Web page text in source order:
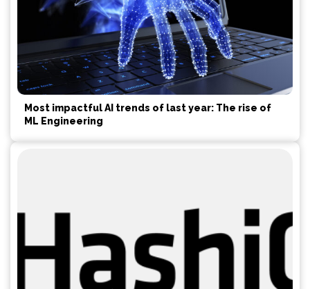
Most impactful AI trends of last year: The rise of
ML Engineering